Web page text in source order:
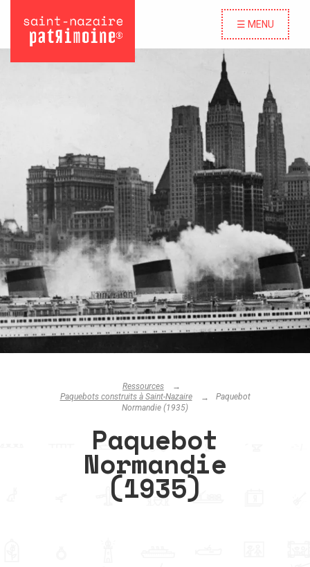
☰ MENU
Ressources
Paquebots construits à Saint-Nazaire
Paquebot
Normandie (1935)
Paquebot
Normandie
(1935)